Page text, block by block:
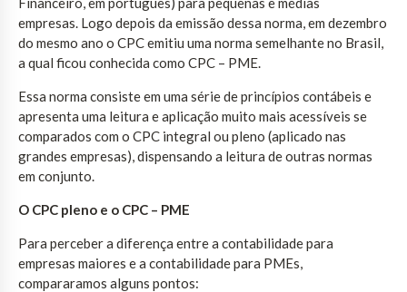
empresas. Logo depois da emissão dessa norma, em dezembro
do mesmo ano o CPC emitiu uma norma semelhante no Brasil,
a qual ficou conhecida como CPC – PME.
Essa norma consiste em uma série de princípios contábeis e
apresenta uma leitura e aplicação muito mais acessíveis se
comparados com o CPC integral ou pleno (aplicado nas
grandes empresas), dispensando a leitura de outras normas
em conjunto.
O CPC pleno e o CPC – PME
Para perceber a diferença entre a contabilidade para
empresas maiores e a contabilidade para PMEs,
compararamos alguns pontos: